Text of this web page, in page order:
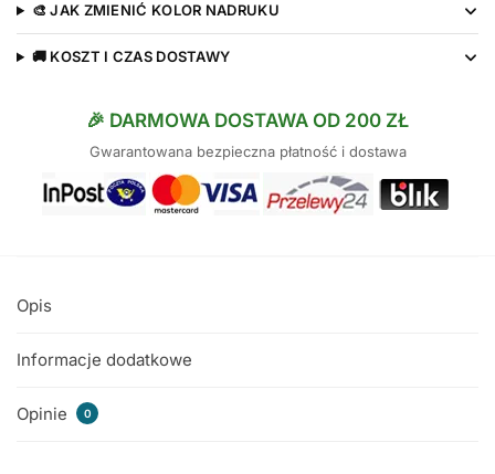
🎨 JAK ZMIENIĆ KOLOR NADRUKU
🚚 KOSZT I CZAS DOSTAWY
🎉 DARMOWA DOSTAWA OD 200 ZŁ
Gwarantowana bezpieczna płatność i dostawa
Opis
Informacje dodatkowe
Opinie 0